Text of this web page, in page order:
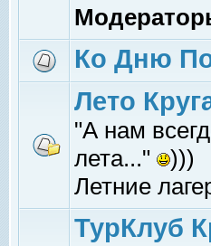
Ко Дню
Лето
"А нам
лета..."
)))
Летние
ТурКлуб